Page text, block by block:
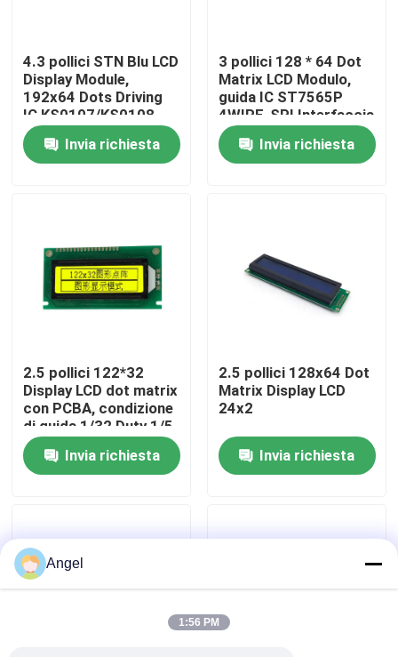
Casa
Video
Manifestazione di VR
Circa noi
Giro della fabbrica
Controllo di qualità
Contattici
Richieda una citazione
4.3 pollici STN Blu LCD
Display Module,
192x64 Dots Driving
IC KS0107/KS0108
Invia richiesta
3 pollici 128 * 64 Dot
Matrix LCD Modulo,
guida IC ST7565P
4WIRE-SPI Interfaccia
Invia richiesta
2.5 pollici 122*32
Display LCD dot matrix
con PCBA, condizione
di guida 1/32 Duty 1/5
Bias
Invia richiesta
2.5 pollici 128x64 Dot
Matrix Display LCD
24x2
Invia richiesta
Angel
1:56 PM